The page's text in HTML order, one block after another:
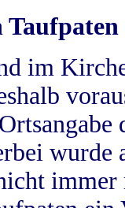
Taufpaten
im
wurde